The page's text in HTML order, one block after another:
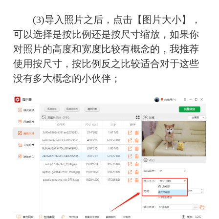
(3)导入照片之后，点击【图片大小】，
可以选择是按比例还是按尺寸缩放，如果你
对照片的高度和宽度比较有概念的，我推荐
使用按尺寸，按比例反之比较适合对于这些
没有多大概念的小伙伴；